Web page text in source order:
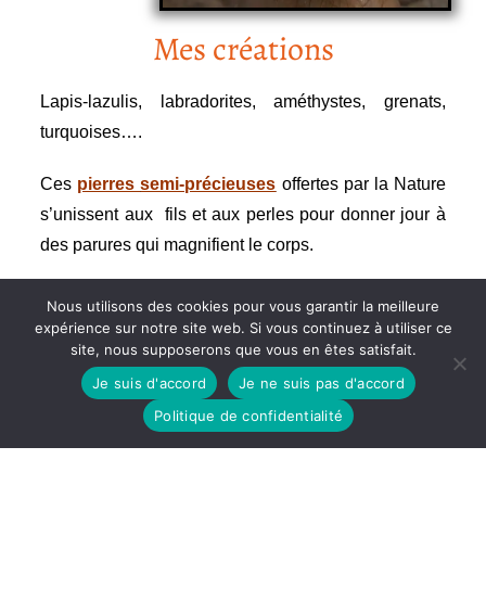
Mes créations
Lapis-lazulis, labradorites, améthystes, grenats,
turquoises….
Ces pierressemi-précieuses offertes par la Nature
s’unissent aux fils et aux perles pour donner jour à
des parures qui magnifient le corps.
Quelques bijoux
Nous utilisons des cookies pour vous garantir la meilleure
expérience sur notre site web. Si vous continuez à utiliser ce
site, nous supposerons que vous en êtes satisfait.
Je suis d'accord
Je ne suis pas d'accord
Politique de confidentialité